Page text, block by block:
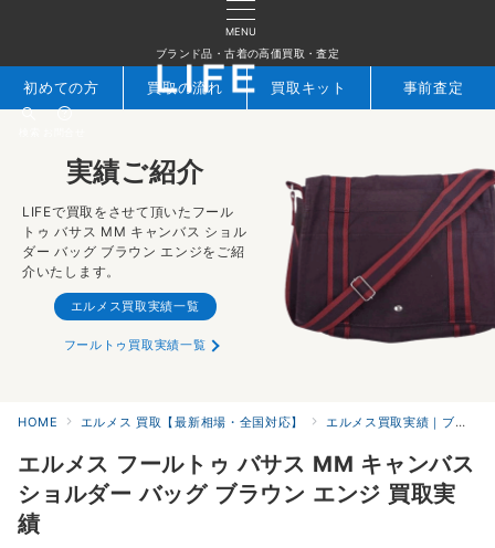
MENU
ブランド品・古着の高価買取・査定
初めての方 買取の流れ 買取キット 事前査定
実績ご紹介
LIFEで買取をさせて頂いたフール
トゥ バサス MM キャンバス ショル
ダー バッグ ブラウン エンジをご紹
介いたします。
エルメス買取実績一覧
フールトゥ買取実績一覧
HOME エルメス 買取【最新相場・全国対応】 エルメス買取実績｜ブランド専門店LIFE
エルメス フールトゥ バサス MM キャンバス
ショルダー バッグ ブラウン エンジ 買取実
績